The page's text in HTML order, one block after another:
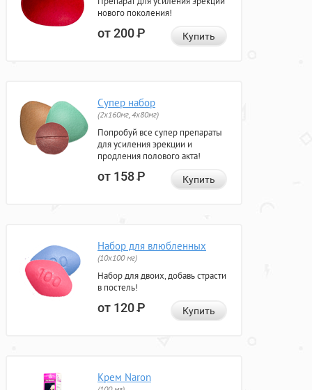
нового поколения!
от 200Р Купить
Супер набор
(2х160мг, 4х80мг)
Попробуй все супер препараты
для усиления эрекции и
продления полового акта!
от 158Р Купить
Набор для влюбленных
(10х100 мг)
Набор для двоих, добавь страсти
в постель!
от 120Р Купить
Крем Naron